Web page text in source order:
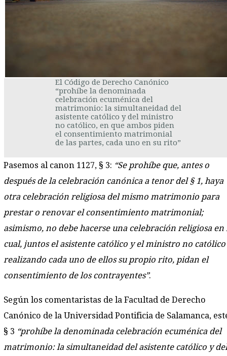
El Código de Derecho Canónico
“prohíbe la denominada
celebración ecuménica del
matrimonio: la simultaneidad del
asistente católico y del ministro
no católico, en que ambos piden
el consentimiento matrimonial
de las partes, cada uno en su rito”
Pasemos al canon 1127, § 3: “Se prohíbe que, antes o
después de la celebración canónica a tenor del § 1, haya
otra celebración religiosa del mismo matrimonio para
prestar o renovar el consentimiento matrimonial;
asimismo, no debe hacerse una celebración religiosa en
cual, juntos el asistente católico y el ministro no católico
realizando cada uno de ellos su propio rito, pidan el
consentimiento de los contrayentes”.
Según los comentaristas de la Facultad de Derecho
Canónico de la Universidad Pontificia de Salamanca,
§ 3 “prohíbe la denominada celebración ecuménica del
matrimonio: la simultaneidad del asistente católico y del